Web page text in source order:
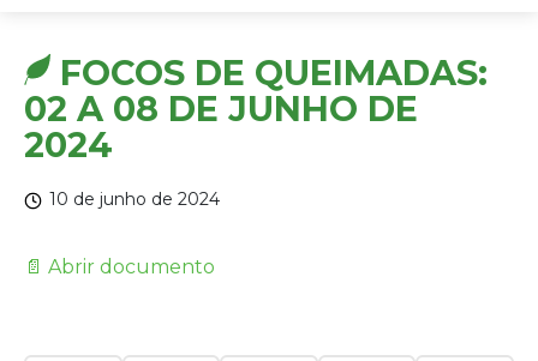
FOCOS DE QUEIMADAS:
02 A 08 DE JUNHO DE
2024
10 de junho de 2024
📄 Abrir documento